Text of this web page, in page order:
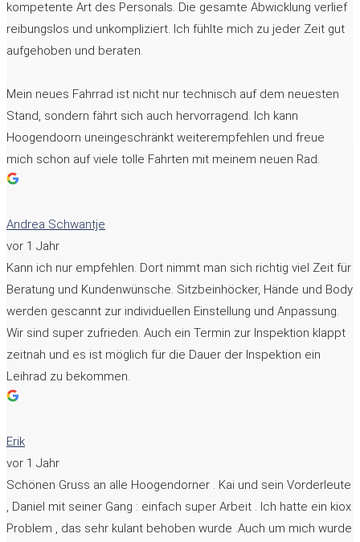
kompetente Art des Personals. Die gesamte Abwicklung verlief
reibungslos und unkompliziert. Ich fühlte mich zu jeder Zeit gut
aufgehoben und beraten.
Mein neues Fahrrad ist nicht nur technisch auf dem neuesten
Stand, sondern fährt sich auch hervorragend. Ich kann
Hoogendoorn uneingeschränkt weiterempfehlen und freue
mich schon auf viele tolle Fahrten mit meinem neuen Rad.
Andrea Schwantje
vor 1 Jahr
Kann ich nur empfehlen. Dort nimmt man sich richtig viel Zeit für
Beratung und Kundenwünsche. Sitzbeinhöcker, Hände und Body
werden gescannt zur individuellen Einstellung und Anpassung.
Wir sind super zufrieden. Auch ein Termin zur Inspektion klappt
zeitnah und es ist möglich für die Dauer der Inspektion ein
Leihrad zu bekommen.
Erik
vor 1 Jahr
Schönen Gruss an alle Hoogendorner . Kai und sein Vorderleute
, Daniel mit seiner Gang : einfach super Arbeit . Ich hatte ein kiox
Problem , das sehr kulant behoben wurde .Auch um mich wurde